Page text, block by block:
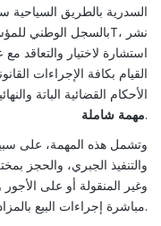
استشارة لاختيار والتعاقد
القيام بكافة الإجراءات
الأحكام القضائية الباتة
مهمة شاملة
.
وتشمل هذه المهمة، على سبيل
والتنفيذ الجبري، والحجز
وغير المنقولة أو على
مباشرة إجراءات البيع بالمزاد العلني عند الاقتضاء.